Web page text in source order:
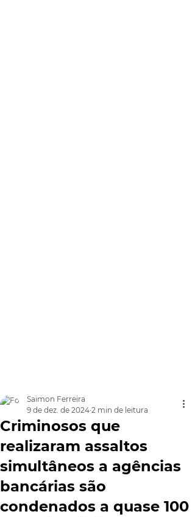
Criminosos que
realizaram assaltos
simultâneos a agências
bancárias são
condenados a quase 100
Saimon Ferreira
9 de dez. de 2024 2 min de leitura